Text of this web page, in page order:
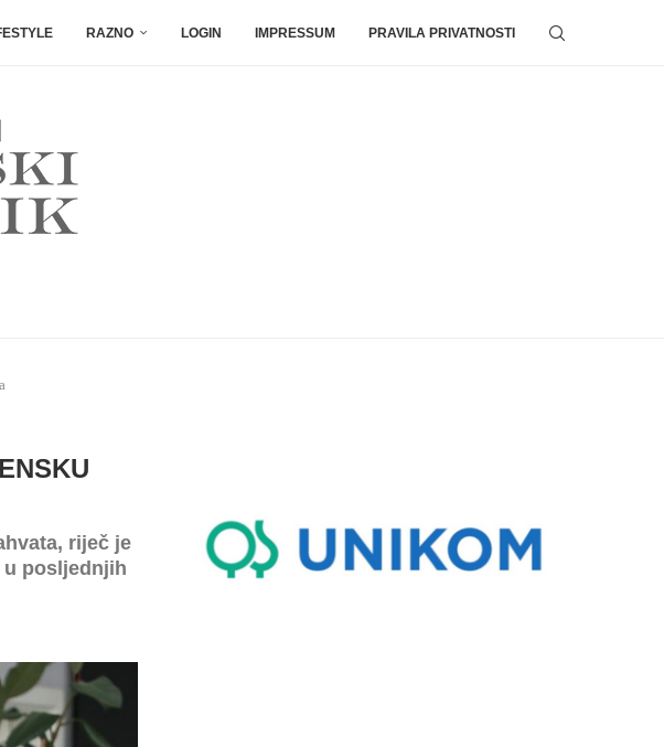
RAZNO LOGIN IMPRESSUM PRAVILA PRIVATNOSTI
riječ je
posljednjih